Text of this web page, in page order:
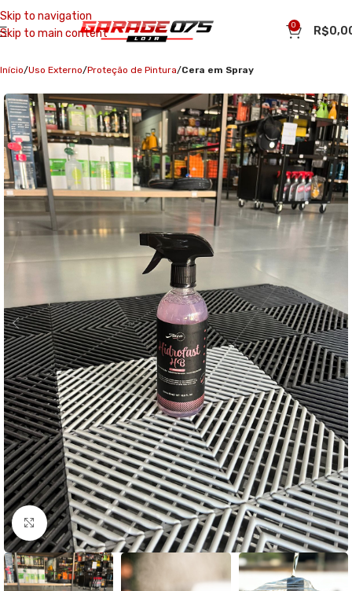
Skip to navigation
Skip to main content
0 R$
Início Uso Externo Proteção de Pintura Cera em Spray
Clique para ampliar